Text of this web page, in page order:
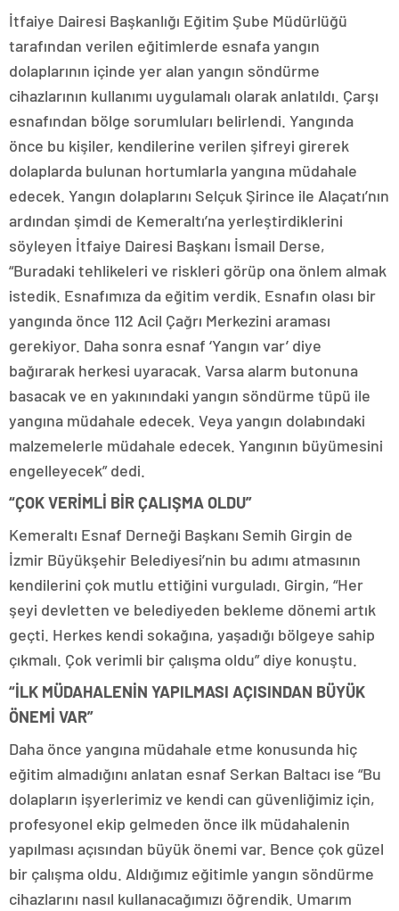
İtfaiye Dairesi Başkanlığı Eğitim Şube Müdürlüğü
tarafından verilen eğitimlerde esnafa yangın
dolaplarının içinde yer alan yangın söndürme
cihazlarının kullanımı uygulamalı olarak anlatıldı. Çarşı
esnafından bölge sorumluları belirlendi. Yangında
önce bu kişiler, kendilerine verilen şifreyi girerek
dolaplarda bulunan hortumlarla yangına müdahale
edecek. Yangın dolaplarını Selçuk Şirince ile Alaçatı’nın
ardından şimdi de Kemeraltı’na yerleştirdiklerini
söyleyen İtfaiye Dairesi Başkanı İsmail Derse,
“Buradaki tehlikeleri ve riskleri görüp ona önlem almak
istedik. Esnafımıza da eğitim verdik. Esnafın olası bir
yangında önce 112 Acil Çağrı Merkezini araması
gerekiyor. Daha sonra esnaf ‘Yangın var’ diye
bağırarak herkesi uyaracak. Varsa alarm butonuna
basacak ve en yakınındaki yangın söndürme tüpü ile
yangına müdahale edecek. Veya yangın dolabındaki
malzemelerle müdahale edecek. Yangının büyümesini
engelleyecek” dedi.
“ÇOK VERİMLİ BİR ÇALIŞMA OLDU”
Kemeraltı Esnaf Derneği Başkanı Semih Girgin de
İzmir Büyükşehir Belediyesi’nin bu adımı atmasının
kendilerini çok mutlu ettiğini vurguladı. Girgin, “Her
şeyi devletten ve belediyeden bekleme dönemi artık
geçti. Herkes kendi sokağına, yaşadığı bölgeye sahip
çıkmalı. Çok verimli bir çalışma oldu” diye konuştu.
“İLK MÜDAHALENİN YAPILMASI AÇISINDAN BÜYÜK
ÖNEMİ VAR”
Daha önce yangına müdahale etme konusunda hiç
eğitim almadığını anlatan esnaf Serkan Baltacı ise “Bu
dolapların işyerlerimiz ve kendi can güvenliğimiz için,
profesyonel ekip gelmeden önce ilk müdahalenin
yapılması açısından büyük önemi var. Bence çok güzel
bir çalışma oldu. Aldığımız eğitimle yangın söndürme
cihazlarını nasıl kullanacağımızı öğrendik. Umarım